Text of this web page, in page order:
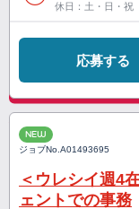
休日：土・日・祝
応募する
NEW
ジョブNo.A01493695
＜ウレシイ週4
ェントでの事務